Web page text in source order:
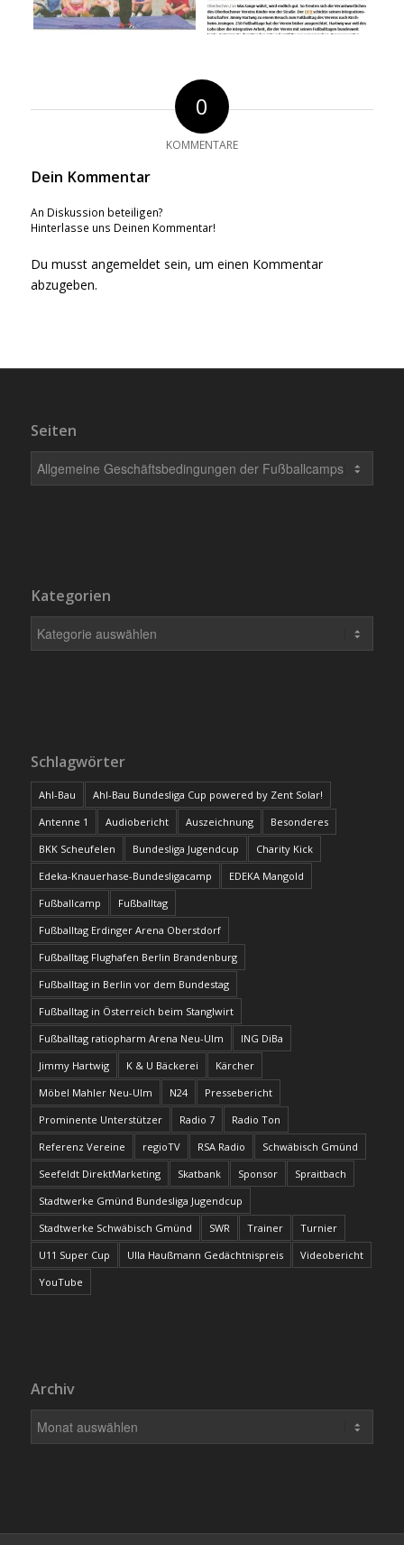
0
KOMMENTARE
Dein Kommentar
An Diskussion beteiligen?
Hinterlasse uns Deinen Kommentar!
Du musst angemeldetsein, um einen Kommentar
abzugeben.
Seiten
Kategorien
Schlagwörter
Ahl-Bau
Ahl-Bau Bundesliga Cup powered by Zent Solar!
Antenne 1
Audiobericht Auszeichnung
Besonderes
BKK Scheufelen
Bundesliga Jugendcup
Charity Kick
Edeka-Knauerhase-Bundesligacamp
EDEKA Mangold
Fußballcamp
Fußballtag
Fußballtag Erdinger Arena Oberstdorf
Fußballtag Flughafen Berlin Brandenburg
Fußballtag in Berlin vor dem Bundestag
Fußballtag in Österreich beim Stanglwirt
Fußballtag ratiopharm Arena Neu-Ulm
ING DiBa
Jimmy Hartwig
K & U Bäckerei
Kärcher
Möbel Mahler Neu-Ulm
N24
Pressebericht
Prominente Unterstützer
Radio 7
Radio Ton
Referenz Vereine
regioTV RSA Radio
Schwäbisch Gmünd
Seefeldt DirektMarketing
Skatbank Sponsor
Spraitbach
Stadtwerke Gmünd Bundesliga Jugendcup
Stadtwerke Schwäbisch Gmünd
SWR Trainer
Turnier
U11 Super Cup
Ulla Haußmann Gedächtnispreis
Videobericht
YouTube
Archiv